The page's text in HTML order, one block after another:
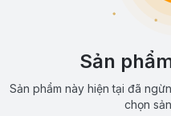
Sản
Sản phẩm này hiện tại đã
chọn